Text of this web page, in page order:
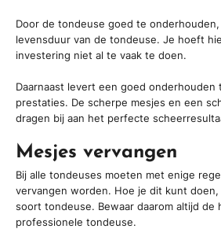
Door de tondeuse goed te
levensduur van de tondeuse. Je hoeft
investering niet al te vaak te doen.
Daarnaast levert een goed
prestaties. De scherpe mesjes en een
dragen bij aan het perfecte
Mesjes vervangen
Bij alle tondeuses moeten met enige
vervangen worden. Hoe je dit kunt
soort tondeuse. Bewaar daarom altijd de
professionele tondeuse.